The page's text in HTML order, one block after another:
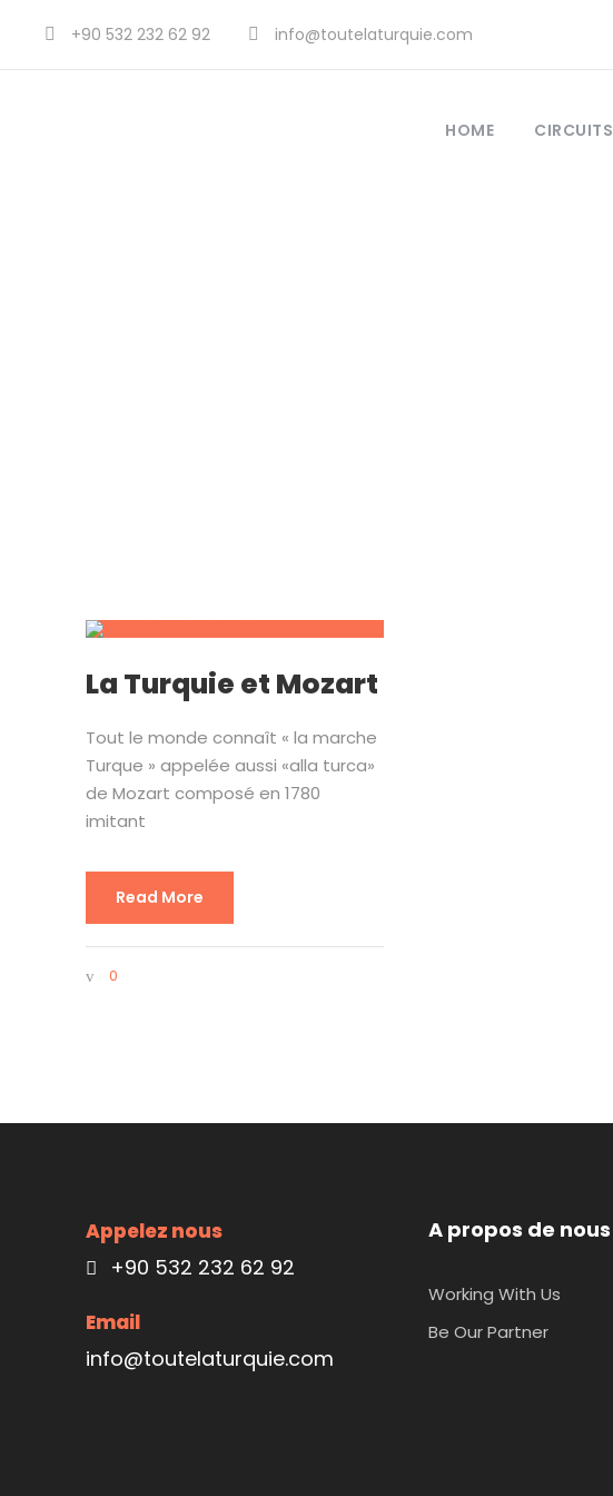
+90 532 232 62 92 info@toutelaturquie.com
HOME CIRCUITS
La Turquie et Mozart
Tout le monde connaît « la marche
Turque » appelée aussi «alla turca»
de Mozart composé en 1780
imitant
Read More
0
Appelez nous
+90 532 232 62 92
Email
info@toutelaturquie.com
A propos de nous
Working With Us
Be Our Partner